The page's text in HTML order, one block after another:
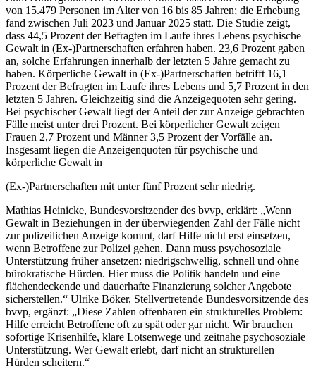
von 15.479 Personen im Alter von 16 bis 85 Jahren; die Erhebung
fand zwischen Juli 2023 und Januar 2025 statt. Die Studie zeigt,
dass 44,5 Prozent der Befragten im Laufe ihres Lebens psychische
Gewalt in (Ex-)Partnerschaften erfahren haben. 23,6 Prozent gaben
an, solche Erfahrungen innerhalb der letzten 5 Jahre gemacht zu
haben. Körperliche Gewalt in (Ex-)Partnerschaften betrifft 16,1
Prozent der Befragten im Laufe ihres Lebens und 5,7 Prozent in den
letzten 5 Jahren. Gleichzeitig sind die Anzeigequoten sehr gering.
Bei psychischer Gewalt liegt der Anteil der zur Anzeige gebrachten
Fälle meist unter drei Prozent. Bei körperlicher Gewalt zeigen
Frauen 2,7 Prozent und Männer 3,5 Prozent der Vorfälle an.
Insgesamt liegen die Anzeigenquoten für psychische und
körperliche Gewalt in
(Ex-)Partnerschaften mit unter fünf Prozent sehr niedrig.
Mathias Heinicke, Bundesvorsitzender des bvvp, erklärt: „Wenn
Gewalt in Beziehungen in der überwiegenden Zahl der Fälle nicht
zur polizeilichen Anzeige kommt, darf Hilfe nicht erst einsetzen,
wenn Betroffene zur Polizei gehen. Dann muss psychosoziale
Unterstützung früher ansetzen: niedrigschwellig, schnell und ohne
bürokratische Hürden. Hier muss die Politik handeln und eine
flächendeckende und dauerhafte Finanzierung solcher Angebote
sicherstellen.“ Ulrike Böker, Stellvertretende Bundesvorsitzende des
bvvp, ergänzt: „Diese Zahlen offenbaren ein strukturelles Problem:
Hilfe erreicht Betroffene oft zu spät oder gar nicht. Wir brauchen
sofortige Krisenhilfe, klare Lotsenwege und zeitnahe psychosoziale
Unterstützung. Wer Gewalt erlebt, darf nicht an strukturellen
Hürden scheitern.“